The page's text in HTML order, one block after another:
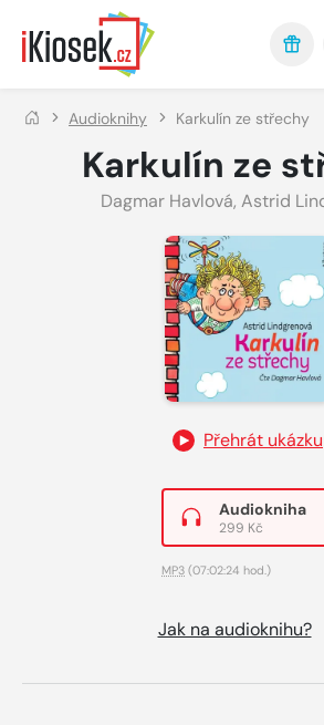
Přejít na hlavní obsah
Audioknihy Karkulín ze střechy
Karkulín ze
Dagmar Havlová, Astrid
Přehrát ukázku
Audiokniha
299 Kč
MP3 (07:02:24 hod.)
Jak na audioknihu?